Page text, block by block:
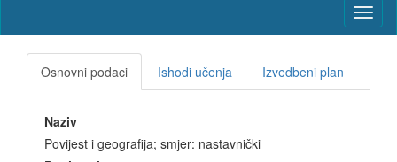
Osnovni podaci Ishodi učenja Izvedbeni plan
Naziv
Povijest i geografija; smjer: nastavnički